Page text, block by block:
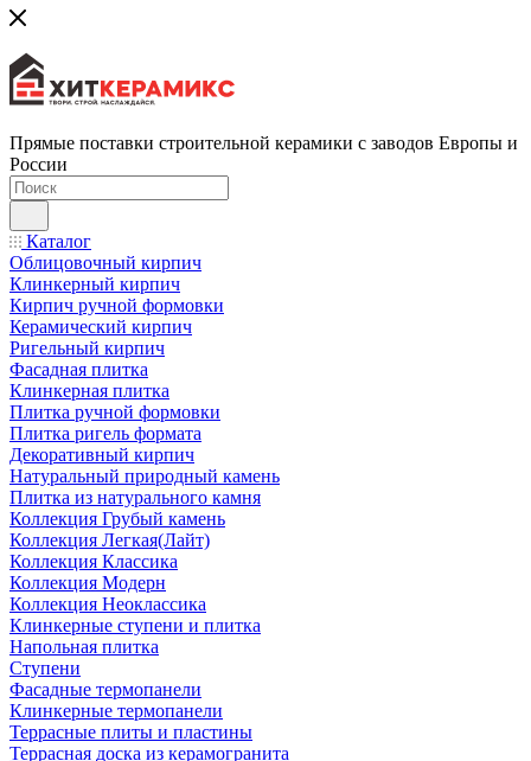
Прямые поставки строительной керамики с заводов Европы и
России
Каталог
Облицовочный кирпич
Клинкерный кирпич
Кирпич ручной формовки
Керамический кирпич
Ригельный кирпич
Фасадная плитка
Клинкерная плитка
Плитка ручной формовки
Плитка ригель формата
Декоративный кирпич
Натуральный природный камень
Плитка из натурального камня
Коллекция Грубый камень
Коллекция Легкая(Лайт)
Коллекция Классика
Коллекция Модерн
Коллекция Неоклассика
Клинкерные ступени и плитка
Напольная плитка
Ступени
Фасадные термопанели
Клинкерные термопанели
Террасные плиты и пластины
Террасная доска из керамогранита